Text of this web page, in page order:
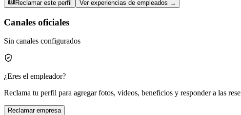
Reclamar este perfil Ver experiencias de empleados →
Canales oficiales
Sin canales configurados
¿Eres el empleador?
Reclama tu perfil para agregar fotos, videos, beneficios y responder a las
Reclamar empresa